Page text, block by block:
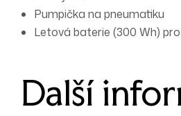
Pumpička na pneumatiku
Letová baterie (300 Wh)
Další